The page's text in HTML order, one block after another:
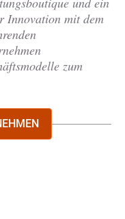
Innovation mit dem
zum